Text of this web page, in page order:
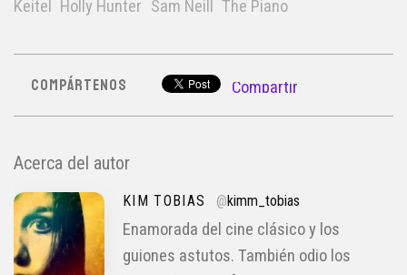
Keitel
Holly Hunter Sam Neill The Piano
COMPÁRTENOS Compartir
Acerca del autor
KIM TOBIAS @kimm_tobias
Enamorada del cine clásico y los
guiones astutos. También odio los